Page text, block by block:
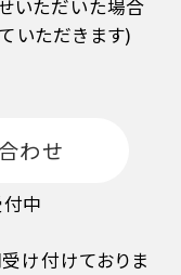
20%
いただいた場合
いただきます)
わせ
中
け付けておりま